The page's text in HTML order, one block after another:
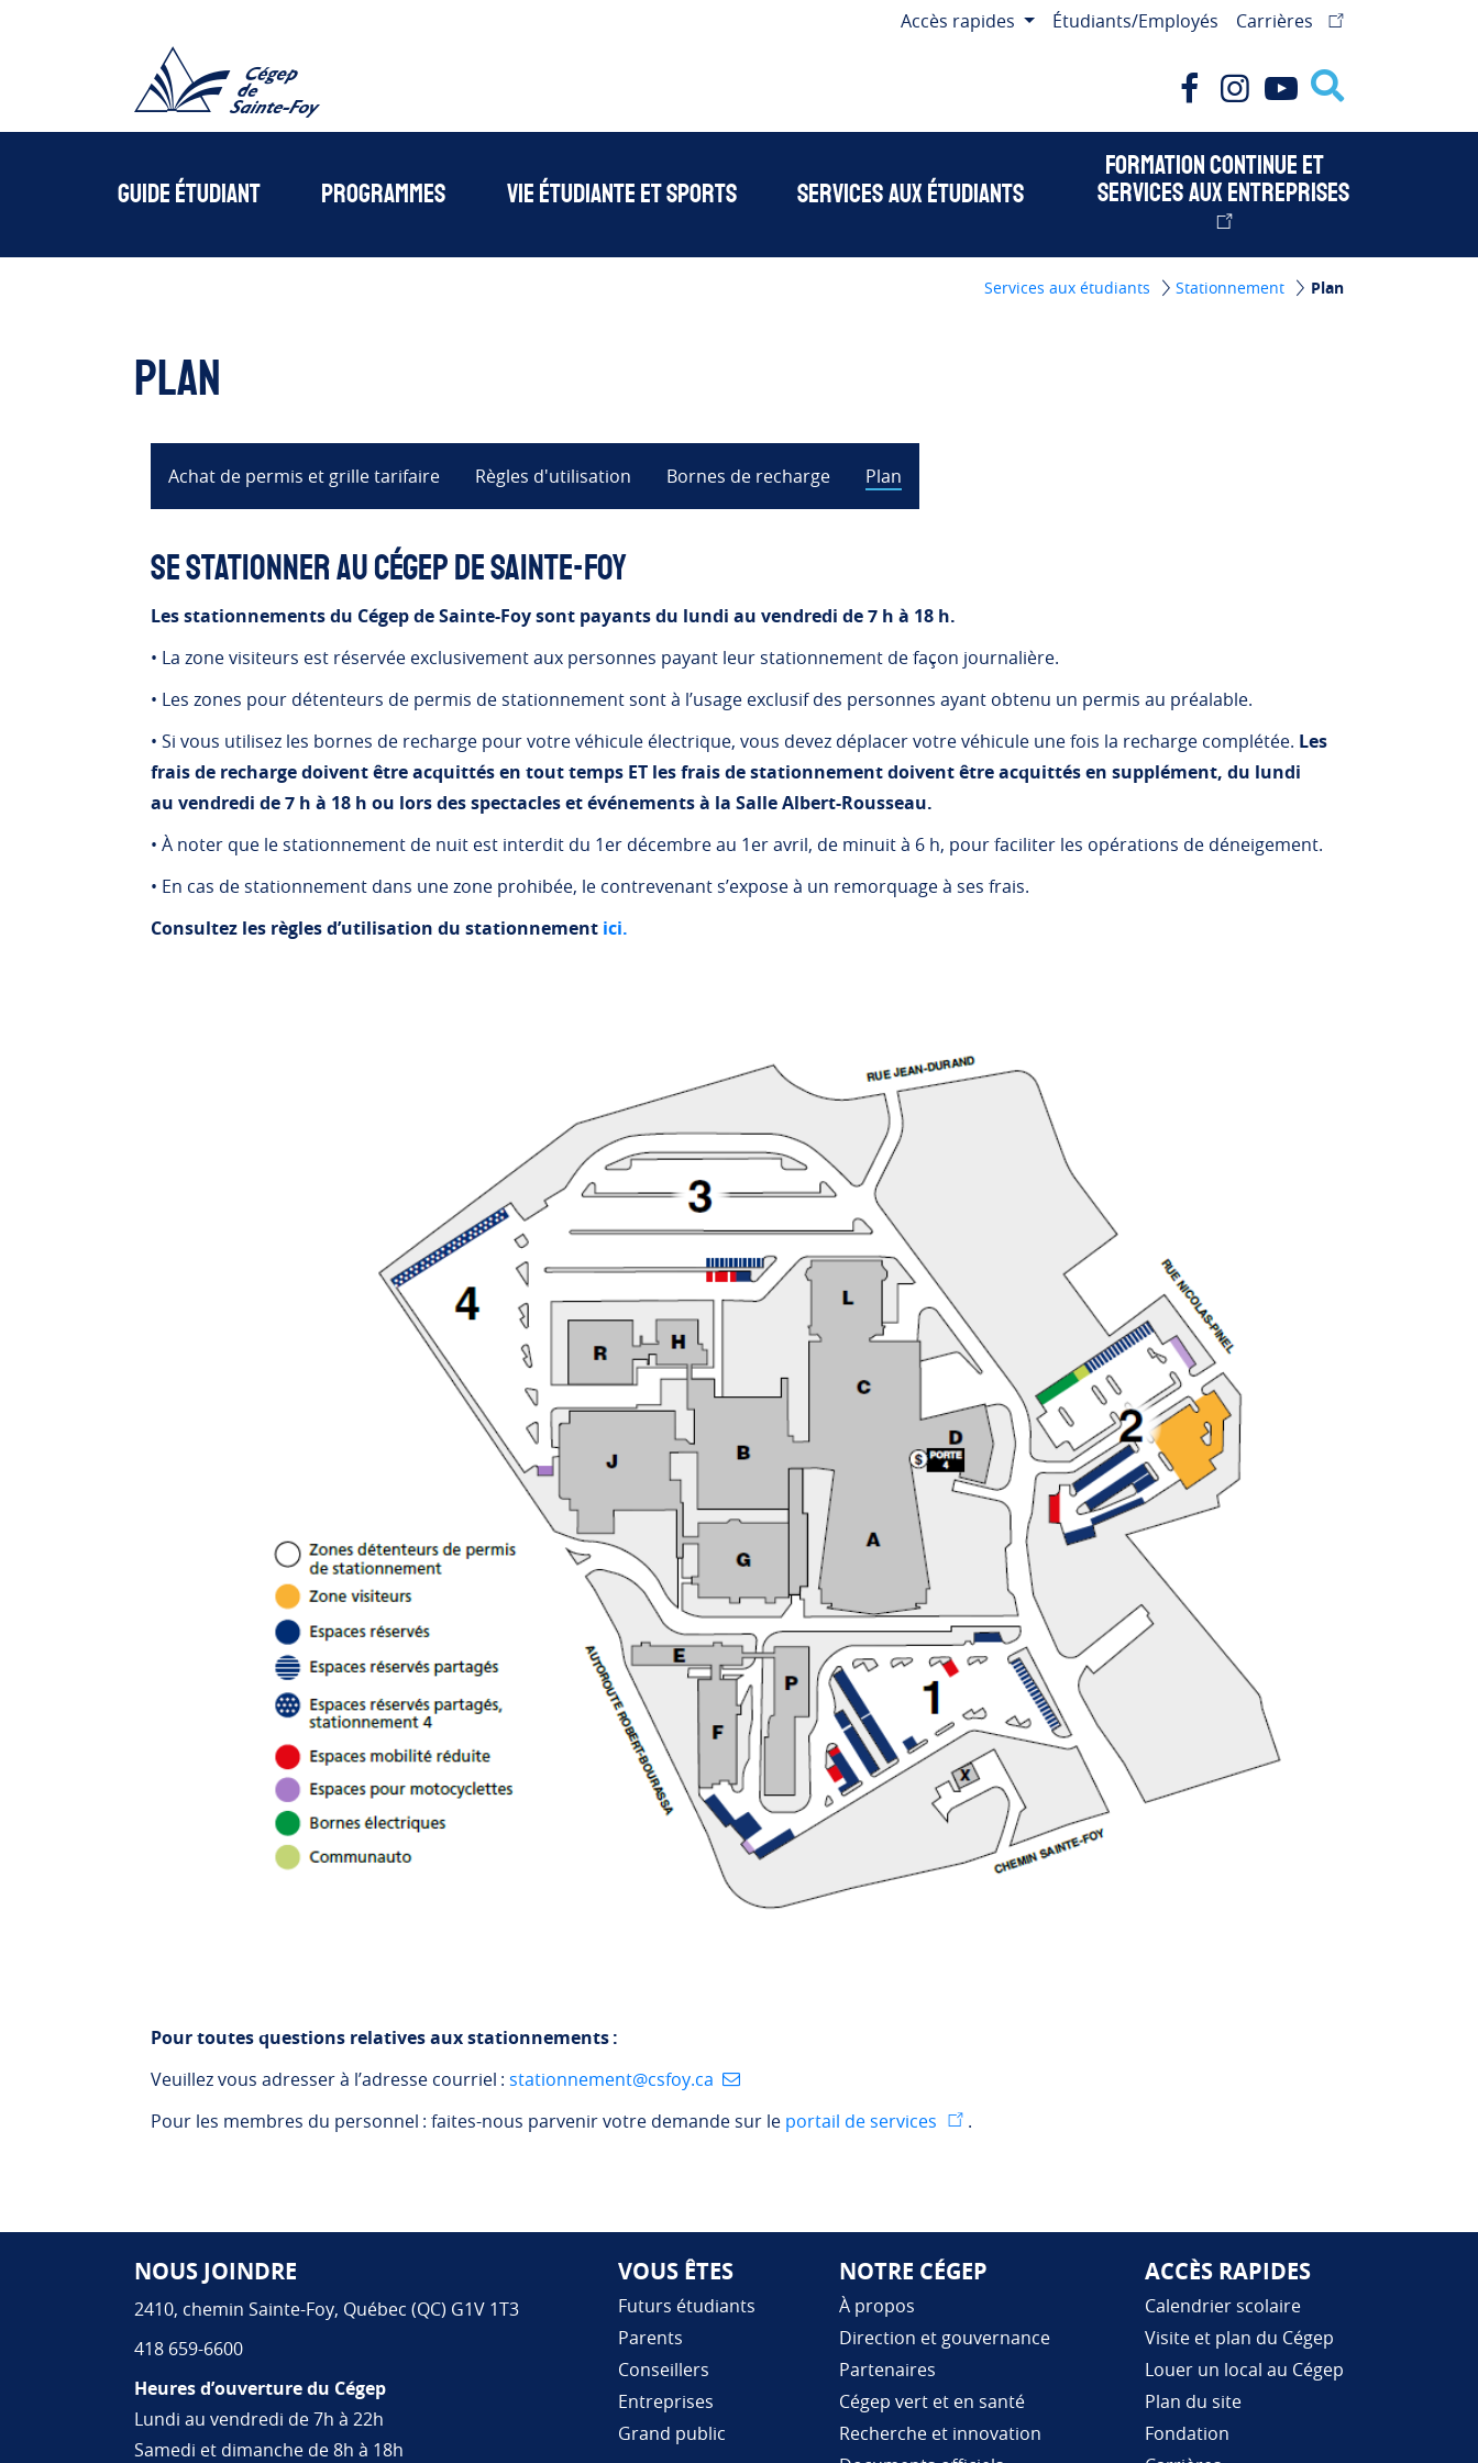
Accès rapides Étudiants/Employés
Carrières
Facebook
Instagram
Youtube
Guide étudiant Programmes Vie étudiante et sports Services aux étudiants
Formation continue et
services aux entreprises
Services aux étudiants Stationnement Plan
Plan
Achat de permis et grille tarifaire Règles d'utilisation Bornes de recharge Plan
Se stationner au Cégep de Sainte-Foy
Les stationnements du Cégep de Sainte-Foy sont payants du lundi au vendredi de 7 h à 18 h.
• La zone visiteurs est réservée exclusivement aux personnes payant leur stationnement de façon journalière.
• Les zones pour détenteurs de permis de stationnement sont à l’usage exclusif des personnes ayant obtenu un permis au préalable.
• Si vous utilisez les bornes de recharge pour votre véhicule électrique, vous devez déplacer votre véhicule une fois la recharge complétée. Les
frais de recharge doivent être acquittés en tout temps ET les frais de stationnement doivent être acquittés en supplément, du lundi
au vendredi de 7 h à 18 h ou lors des spectacles et événements à la Salle Albert-Rousseau.
• À noter que le stationnement de nuit est interdit du 1er décembre au 1er avril, de minuit à 6 h, pour faciliter les opérations de déneigement.
• En cas de stationnement dans une zone prohibée, le contrevenant s’expose à un remorquage à ses frais.
Consultez les règles d’utilisation du stationnement ici.
Pour toutes questions relatives aux stationnements :
Veuillez vous adresser à l’adresse courriel : stationnement@csfoy.ca
Pour les membres du personnel : faites-nous parvenir votre demande sur le portail de services .
Pied de page
NOUS JOINDRE
2410, chemin Sainte-Foy, Québec (QC) G1V 1T3
418 659-6600
Heures d’ouverture du Cégep
Lundi au vendredi de 7h à 22h
Samedi et dimanche de 8h à 18h
VOUS ÊTES
Futurs étudiants
Parents
Conseillers
Entreprises
Grand public
NOTRE CÉGEP
À propos
Direction et gouvernance
Partenaires
Cégep vert et en santé
Recherche et innovation
ACCÈS RAPIDES
Calendrier scolaire
Visite et plan du Cégep
Louer un local au Cégep
Plan du site
Fondation